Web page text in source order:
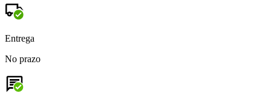
Entrega
No prazo